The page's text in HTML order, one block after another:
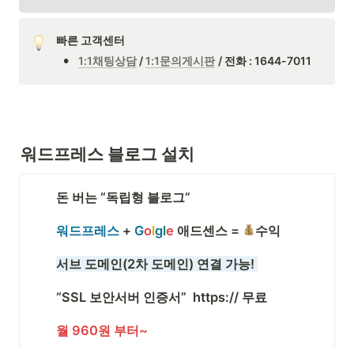
빠른 고객센터
• 1:1채팅상담 / 1:1문의게시판 / 전화 : 1644-7011
워드프레스 블로그 설치
돈 버는 “독립형 블로그”
워드프레스 + Golgle 애드센스 = 수익
서브 도메인(2차 도메인) 연결 가능!
“SSL 보안서버 인증서”  https:// 무료
월 960원 부터~